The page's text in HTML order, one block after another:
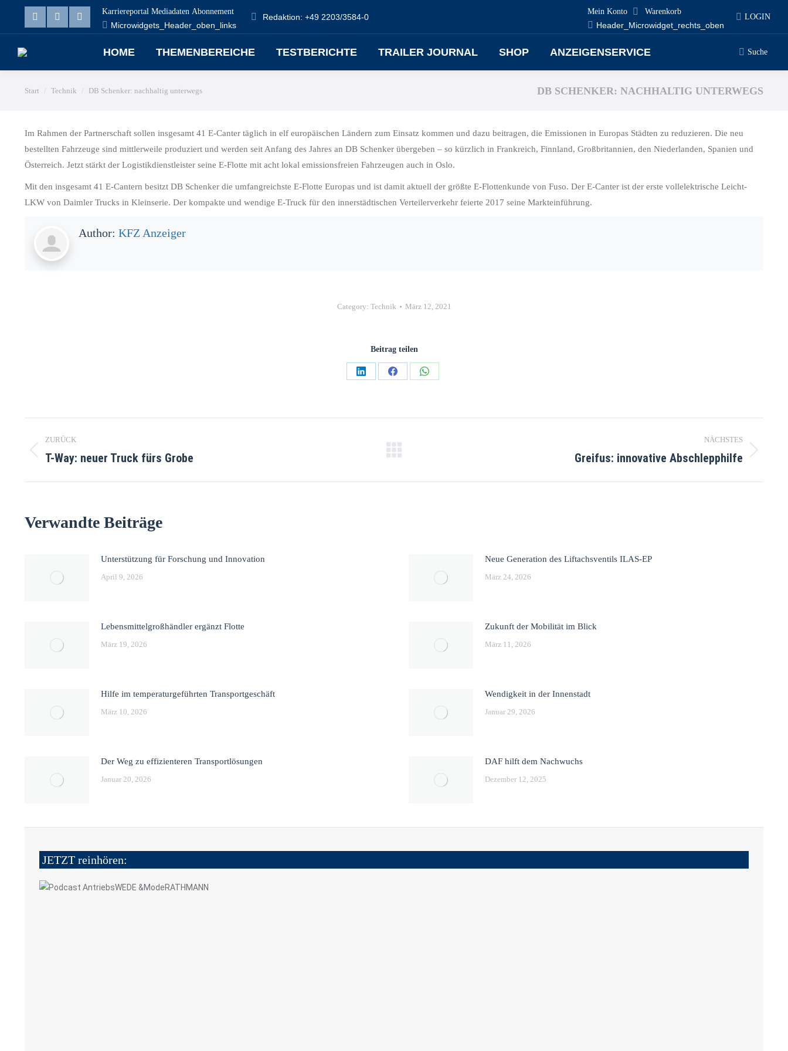
Linkedin
opens
in
window
Facebook
opens
in
window
X
opens
in
window
Karriereportal Mediadaten Abonnement
Microwidgets_Header_oben_links
Redaktion: +49 2203/3584-0
Mein Konto Warenkorb
Header_Microwidget_rechts_oben
LOGIN
HOME THEMENBEREICHE TESTBERICHTE TRAILER JOURNAL SHOP ANZEIGENSERVICE Search:
Suche
Sie befinden sich hier:
Start Technik DB Schenker: nachhaltig unterwegs DB SCHENKER: NACHHALTIG UNTERWEGS
Im Rahmen der Partnerschaft sollen insgesamt 41 E-Canter täglich in elf europäischen Ländern zum Einsatz kommen und dazu beitragen, die Emissionen in Europas Städten zu reduzieren. Die neu
bestellten Fahrzeuge sind mittlerweile produziert und werden seit Anfang des Jahres an DB Schenker übergeben – so kürzlich in Frankreich, Finnland, Großbritannien, den Niederlanden, Spanien und
Österreich. Jetzt stärkt der Logistikdienstleister seine E-Flotte mit acht lokal emissionsfreien Fahrzeugen auch in Oslo.
Mit den insgesamt 41 E-Cantern besitzt DB Schenker die umfangreichste E-Flotte Europas und ist damit aktuell der größte E-Flottenkunde von Fuso. Der E-Canter ist der erste vollelektrische Leicht-
LKW von Daimler Trucks in Kleinserie. Der kompakte und wendige E-Truck für den innerstädtischen Verteilerverkehr feierte 2017 seine Markteinführung.
Author: KFZ Anzeiger
Category: Technik März 12, 2021
Beitrag teilen
Teilen
Teilen
Teilen
Kommentarnavigation
ZURÜCK
Vorheriger
T-Way: neuer Truck fürs Grobe
NÄCHSTES
Greifus: innovative Abschlepphilfe
Verwandte Beiträge
Unterstützung für Forschung und Innovation
April 9, 2026
Neue Generation des Liftachsventils ILAS-EP
März 24, 2026
Lebensmittelgroßhändler ergänzt Flotte
März 19, 2026
Zukunft der Mobilität im Blick
März 11, 2026
Hilfe im temperaturgeführten Transportgeschäft
März 10, 2026
Wendigkeit in der Innenstadt
Januar 29, 2026
Der Weg zu effizienteren Transportlösungen
Januar 20, 2026
DAF hilft dem Nachwuchs
Dezember 12, 2025
JETZT reinhören: